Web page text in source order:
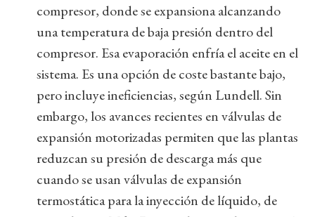
compresor, donde se expansiona alcanzando
una temperatura de baja presión dentro del
compresor. Esa evaporación enfría el aceite en el
sistema. Es una opción de coste bastante bajo,
pero incluye ineficiencias, según Lundell. Sin
embargo, los avances recientes en válvulas de
expansión motorizadas permiten que las plantas
reduzcan su presión de descarga más que
cuando se usan válvulas de expansión
termostática para la inyección de líquido, de